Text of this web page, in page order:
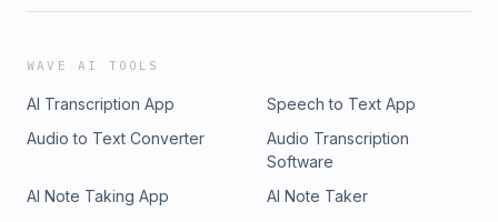
WAVE AI TOOLS
AI Transcription App
Speech to Text App
Audio to Text Converter
Audio Transcription
Software
AI Note Taking App
AI Note Taker